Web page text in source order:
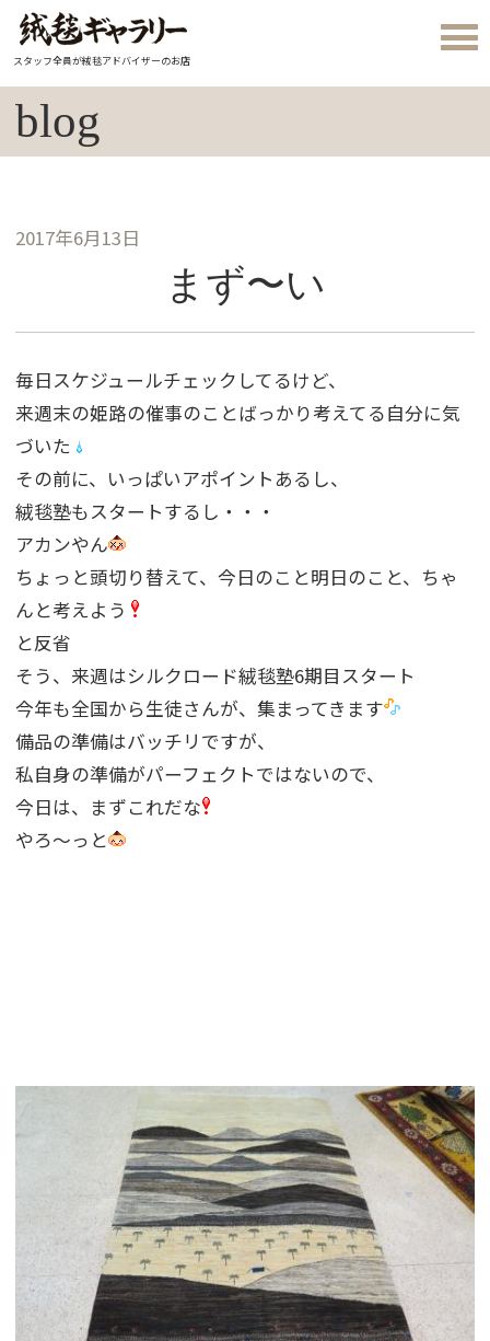
スタッフ全員が絨毯アドバイザーのお店
blog
2017年6月13日
まず〜い
毎日スケジュールチェックしてるけど、
来週末の姫路の催事のことばっかり考えてる自分に気
づいた
その前に、いっぱいアポイントあるし、
絨毯塾もスタートするし・・・
アカンやん
ちょっと頭切り替えて、今日のこと明日のこと、ちゃ
んと考えよう
と反省
そう、来週はシルクロード絨毯塾6期目スタート
今年も全国から生徒さんが、集まってきます
備品の準備はバッチリですが、
私自身の準備がパーフェクトではないので、
今日は、まずこれだな
やろ〜っと